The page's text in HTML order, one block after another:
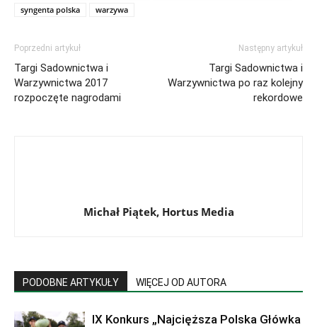
syngenta polska
warzywa
Poprzedni artykuł
Targi Sadownictwa i
Warzywnictwa 2017
rozpoczęte nagrodami
Następny artykuł
Targi Sadownictwa i
Warzywnictwa po raz kolejny
rekordowe
Michał Piątek, Hortus Media
PODOBNE ARTYKUŁY WIĘCEJ OD AUTORA
IX Konkurs „Najcięższa Polska Główka